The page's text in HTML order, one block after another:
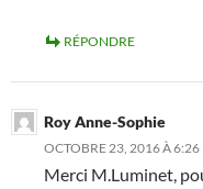
RÉPONDRE
Roy Anne-Sophie
OCTOBRE 23, 2016 À 6:26
Merci M.Luminet,